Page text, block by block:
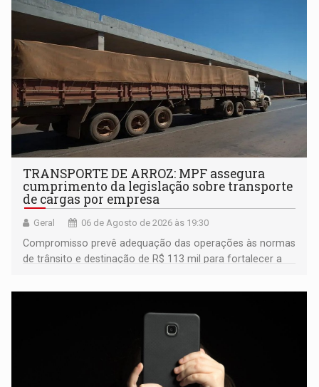
TRANSPORTE DE ARROZ: MPF assegura
cumprimento da legislação sobre transporte
de cargas por empresa
Geral 06 de Agosto de 2026 às 19:30
Compromisso prevê adequação das operações às normas
de trânsito e destinação de R$ 113 mil para fortalecer a